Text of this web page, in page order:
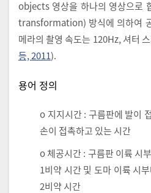
objects 영상을 하나의 영상으로
transformation) 방식에 의하여
메라의 촬영 속도는 120Hz, 셔터
등, 2011).
용어 정의
o 지지시간 : 구름판에 발이
손이 접촉하고 있는 시간
o 체공시간 : 구름판 이륙 시
1비약 시간 및 도마 이륙 시
2비약 시간